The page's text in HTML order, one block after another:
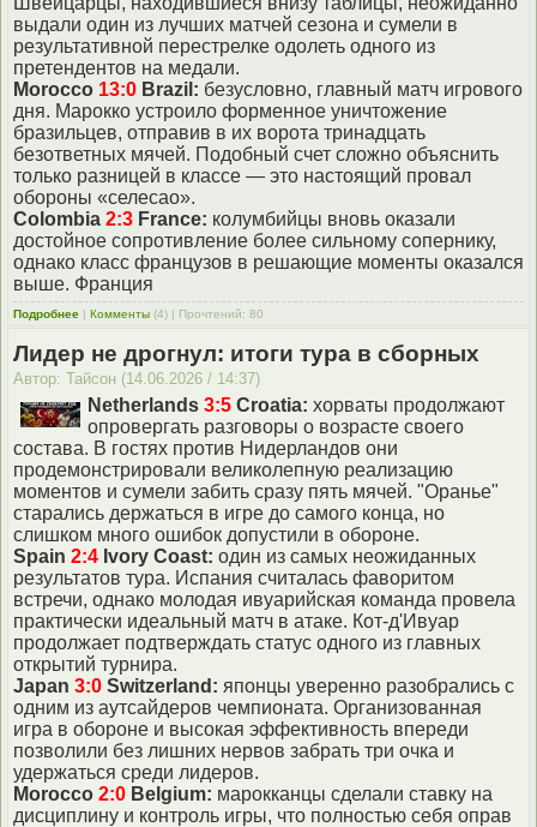
выдали один из лучших матчей сезона и сумели в
результативной перестрелке одолеть одного из
претендентов на медали.
Morocco 13:0 Brazil: безусловно, главный матч игрового
дня. Марокко устроило форменное уничтожение
бразильцев, отправив в их ворота тринадцать
безответных мячей. Подобный счет сложно объяснить
только разницей в классе — это настоящий провал
обороны «селесао».
Colombia 2:3 France: колумбийцы вновь оказали
достойное сопротивление более сильному сопернику,
однако класс французов в решающие моменты оказался
выше. Франция
Подробнее | Комменты (4) | Прочтений: 80
Лидер не дрогнул: итоги тура в сборных
Автор: Тайсон (14.06.2026 / 14:37)
Netherlands 3:5 Croatia: хорваты продолжают
опровергать разговоры о возрасте своего
состава. В гостях против Нидерландов они
продемонстрировали великолепную реализацию
моментов и сумели забить сразу пять мячей. "Оранье"
старались держаться в игре до самого конца, но
слишком много ошибок допустили в обороне.
Spain 2:4 Ivory Coast: один из самых неожиданных
результатов тура. Испания считалась фаворитом
встречи, однако молодая ивуарийская команда провела
практически идеальный матч в атаке. Кот-д'Ивуар
продолжает подтверждать статус одного из главных
открытий турнира.
Japan 3:0 Switzerland: японцы уверенно разобрались с
одним из аутсайдеров чемпионата. Организованная
игра в обороне и высокая эффективность впереди
позволили без лишних нервов забрать три очка и
удержаться среди лидеров.
Morocco 2:0 Belgium: марокканцы сделали ставку на
дисциплину и контроль игры, что полностью себя оправ